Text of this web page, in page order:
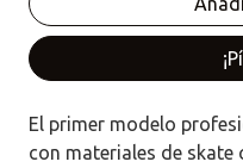
El primer modelo
con materiales de